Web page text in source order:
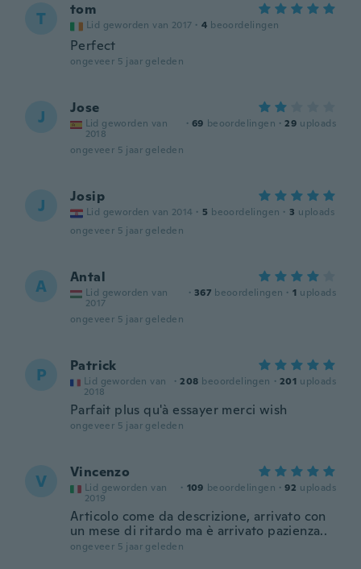
T tom
Lid geworden van 2017 · 4 beoordelingen
Perfect
ongeveer 5 jaar geleden
J Jose
Lid geworden van
2018
· 69 beoordelingen · 29 uploads
ongeveer 5 jaar geleden
J Josip
Lid geworden van 2014 · 5 beoordelingen · 3 uploads
ongeveer 5 jaar geleden
A Antal
Lid geworden van
2017
· 367 beoordelingen · 1 uploads
ongeveer 5 jaar geleden
P Patrick
Lid geworden van
2018
· 208 beoordelingen · 201 uploads
Parfait plus qu'à essayer merci wish
ongeveer 5 jaar geleden
V Vincenzo
Lid geworden van
2019
· 109 beoordelingen · 92 uploads
Articolo come da descrizione, arrivato con
un mese di ritardo ma è arrivato pazienza..
ongeveer 5 jaar geleden